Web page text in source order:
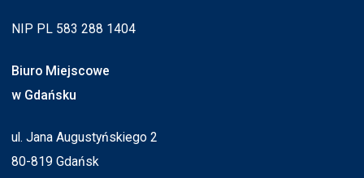
NIP PL 583 288 1404
Biuro Miejscowe
w Gdańsku
ul. Jana Augustyńskiego 2
80-819 Gdańsk